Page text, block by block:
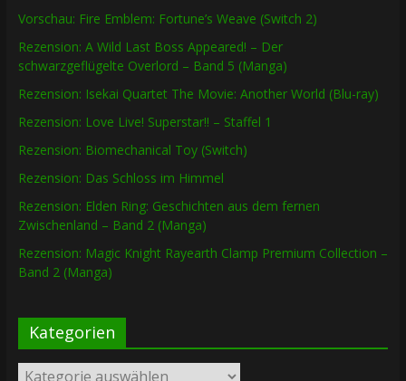
Vorschau: Fire Emblem: Fortune’s Weave (Switch 2)
Rezension: A Wild Last Boss Appeared! – Der
schwarzgeflügelte Overlord – Band 5 (Manga)
Rezension: Isekai Quartet The Movie: Another World (Blu-ray)
Rezension: Love Live! Superstar!! – Staffel 1
Rezension: Biomechanical Toy (Switch)
Rezension: Das Schloss im Himmel
Rezension: Elden Ring: Geschichten aus dem fernen
Zwischenland – Band 2 (Manga)
Rezension: Magic Knight Rayearth Clamp Premium Collection –
Band 2 (Manga)
Kategorien
Kategorien